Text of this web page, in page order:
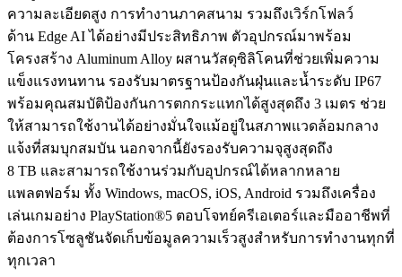
ความละเอียดสูง การทำงานภาคสนาม รวมถึงเวิร์กโฟลว์
ด้าน Edge AI ได้อย่างมีประสิทธิภาพ ตัวอุปกรณ์มาพร้อม
โครงสร้าง Aluminum Alloy ผสานวัสดุซิลิโคนที่ช่วยเพิ่มความ
แข็งแรงทนทาน รองรับมาตรฐานป้องกันฝุ่นและน้ำระดับ IP67
พร้อมคุณสมบัติป้องกันการตกกระแทกได้สูงสุดถึง 3 เมตร ช่วย
ให้สามารถใช้งานได้อย่างมั่นใจแม้อยู่ในสภาพแวดล้อมกลาง
แจ้งที่สมบุกสมบัน นอกจากนี้ยังรองรับความจุสูงสุดถึง
8 TB และสามารถใช้งานร่วมกับอุปกรณ์ได้หลากหลาย
แพลตฟอร์ม ทั้ง Windows, macOS, iOS, Android รวมถึงเครื่อง
เล่นเกมอย่าง PlayStation®5 ตอบโจทย์ครีเอเตอร์และมืออาชีพที่
ต้องการโซลูชันจัดเก็บข้อมูลความเร็วสูงสำหรับการทำงานทุกที่
ทุกเวลา